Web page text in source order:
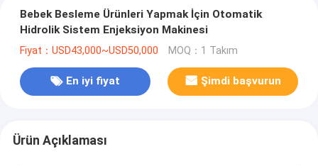
Bebek Besleme Ürünleri Yapmak İçin Otomatik
Hidrolik Sistem Enjeksiyon Makinesi
Fiyat：USD43,000~USD50,000 MOQ：1 Takım
En iyi fiyat Şimdi başvurun
Ürün Açıklaması